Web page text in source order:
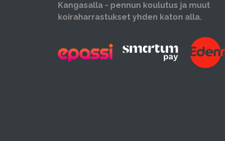
Kangasalla - pennun koulutus ja muut
koiraharrastukset yhden katon alla.